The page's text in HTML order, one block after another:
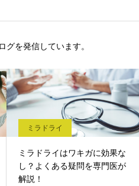
グを発信しています。
ミラドライ
ミラドライはワキガに効果な
し？よくある疑問を専門医が
解説！